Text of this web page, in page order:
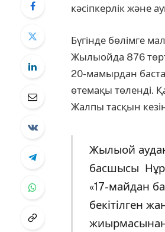
кәсіпкерлік және
Бүгінде бөлімге
Жылыойда 876 төрт
20-мамырдан
өтемақы төленді.
Жалпы тасқын
Жылыой
басшысы
«17-майдан
бекітілген
жиырмасынан